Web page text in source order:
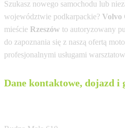
Szukasz nowego samochodu lub
województwie podkarpackie? Volvo
mieście Rzeszów to autoryzowany
do zapoznania się z naszą ofertą
profesjonalnymi usługami
Dane kontaktowe, dojazd i